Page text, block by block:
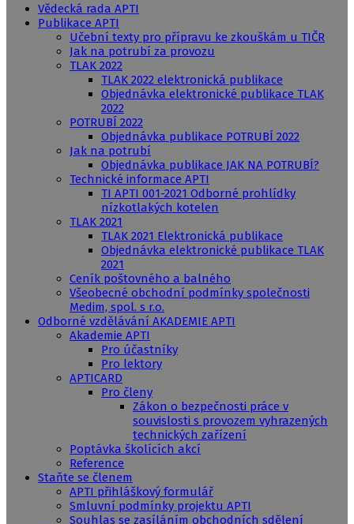
Vědecká rada APTI
Publikace APTI
Učební texty pro přípravu ke zkouškám u TIČR
Jak na potrubí za provozu
TLAK 2022
TLAK 2022 elektronická publikace
Objednávka elektronické publikace TLAK
2022
POTRUBÍ 2022
Objednávka publikace POTRUBÍ 2022
Jak na potrubí
Objednávka publikace JAK NA POTRUBÍ?
Technické informace APTI
TI APTI 001-2021 Odborné prohlídky
nízkotlakých kotelen
TLAK 2021
TLAK 2021 Elektronická publikace
Objednávka elektronické publikace TLAK
2021
Ceník poštovného a balného
Všeobecné obchodní podmínky společnosti
Medim, spol. s r.o.
Odborné vzdělávání AKADEMIE APTI
Akademie APTI
Pro účastníky
Pro lektory
APTICARD
Pro členy
Zákon o bezpečnosti práce v
souvislosti s provozem vyhrazených
technických zařízení
Poptávka školících akcí
Reference
Staňte se členem
APTI přihláškový formulář
Smluvní podmínky projektu APTI
Souhlas se zasíláním obchodních sdělení